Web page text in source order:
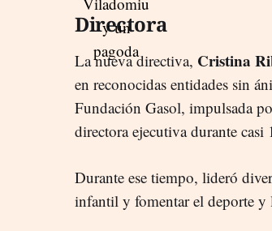
Directora
La nueva directiva, Cristina
en reconocidas entidades sin
Fundación Gasol, impulsada
directora ejecutiva durante casi
Durante ese tiempo, lideró
infantil y fomentar el deporte y